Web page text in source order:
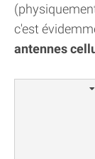
c'est
antennes